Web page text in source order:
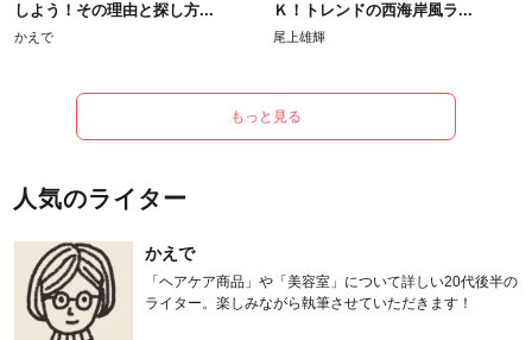
しよう！その理由と探し方...
かえで
Ｋ！トレンドの西海岸風ラ...
尾上雄輝
もっと見る
人気のライター
かえで
「ヘアケア商品」や「美容室」について詳しい20代後半の
ライター。楽しみながら執筆させていただきます！